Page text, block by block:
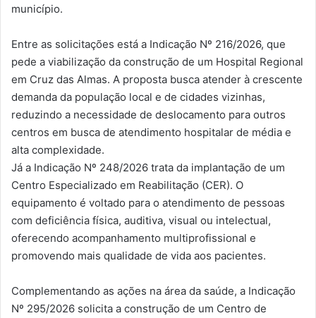
município.
Entre as solicitações está a Indicação Nº 216/2026, que
pede a viabilização da construção de um Hospital Regional
em Cruz das Almas. A proposta busca atender à crescente
demanda da população local e de cidades vizinhas,
reduzindo a necessidade de deslocamento para outros
centros em busca de atendimento hospitalar de média e
alta complexidade.
Já a Indicação Nº 248/2026 trata da implantação de um
Centro Especializado em Reabilitação (CER). O
equipamento é voltado para o atendimento de pessoas
com deficiência física, auditiva, visual ou intelectual,
oferecendo acompanhamento multiprofissional e
promovendo mais qualidade de vida aos pacientes.
Complementando as ações na área da saúde, a Indicação
Nº 295/2026 solicita a construção de um Centro de